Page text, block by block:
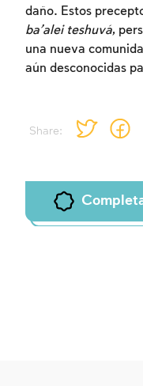
Share:
daño. Estos
ba’alei teshuvá,
una nueva
aún desconocidas